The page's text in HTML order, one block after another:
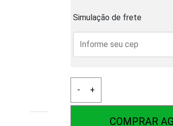
Simulação de frete
-
Tripartida
Inox
Passagem
+
COMPRAR